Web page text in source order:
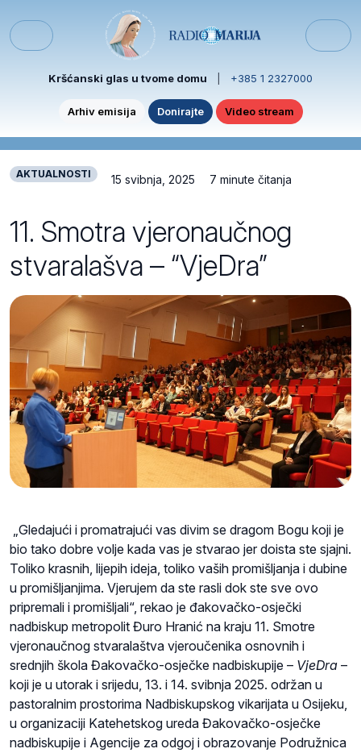
Menu
Kršćanski glas u tvome domu +385 1 2327000
Arhiv emisija Donirajte Video stream
AKTUALNOSTI 15 svibnja, 2025 7 minute čitanja
11. Smotra vjeronaučnog
stvaralašva – “VjeDra”
„Gledajući i promatrajući vas divim se dragom Bogu koji je
bio tako dobre volje kada vas je stvarao jer doista ste sjajni.
Toliko krasnih, lijepih ideja, toliko vaših promišljanja i dubine
u promišljanjima. Vjerujem da ste rasli dok ste sve ovo
pripremali i promišljali“, rekao je đakovačko-osječki
nadbiskup metropolit Đuro Hranić na kraju 11. Smotre
vjeronaučnog stvaralaštva vjeroučenika osnovnih i
srednjih škola Đakovačko-osječke nadbiskupije – VjeDra –
koji je u utorak i srijedu, 13. i 14. svibnja 2025. održan u
pastoralnim prostorima Nadbiskupskog vikarijata u Osijeku,
u organizaciji Katehetskog ureda Đakovačko-osječke
nadbiskupije i Agencije za odgoj i obrazovanje Podružnica